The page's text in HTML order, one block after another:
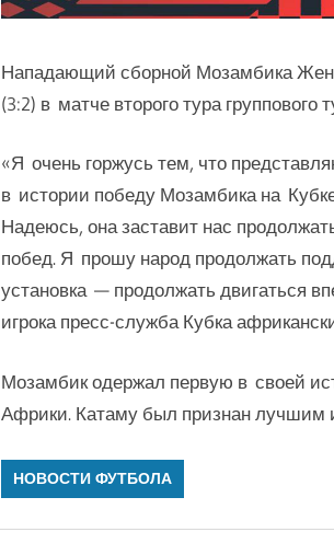
Нападающий сборной Мозамбика
(3:2) в матче второго тура группового
«Я очень горжусь тем, что
в истории победу Мозамбика на
Надеюсь, она заставит нас
побед. Я прошу народ продолжать
установка — продолжать двигаться
игрока пресс-служба Кубка
Мозамбик одержал первую в своей
Африки. Катаму был признан лучшим
НОВОСТИ ФУТБОЛА